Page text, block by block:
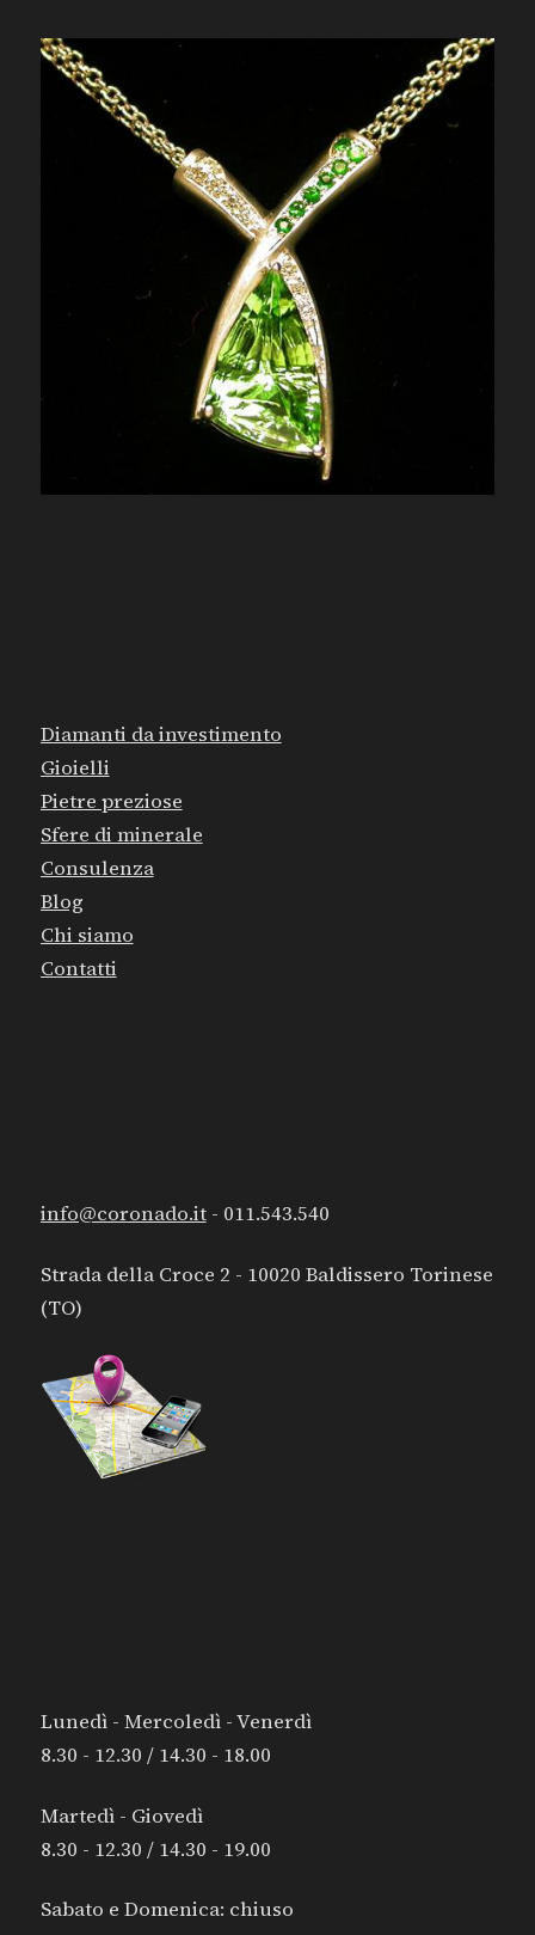
Diamanti da investimento
Gioielli
Pietre preziose
Sfere di minerale
Consulenza
Blog
Chi siamo
Contatti
info@coronado.it- 011.543.540
Strada della Croce 2 - 10020 Baldissero Torinese
(TO)
Lunedì - Mercoledì - Venerdì
8.30 - 12.30 / 14.30 - 18.00
Martedì - Giovedì
8.30 - 12.30 / 14.30 - 19.00
Sabato e Domenica: chiuso